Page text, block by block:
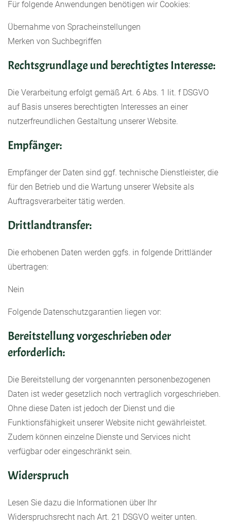
Für folgende Anwendungen benötigen wir Cookies:
Übernahme von Spracheinstellungen
Merken von Suchbegriffen
Rechtsgrundlage und berechtigtes Interesse:
Die Verarbeitung erfolgt gemäß Art. 6 Abs. 1 lit. f DSGVO
auf Basis unseres berechtigten Interesses an einer
nutzerfreundlichen Gestaltung unserer Website.
Empfänger:
Empfänger der Daten sind ggf. technische Dienstleister, die
für den Betrieb und die Wartung unserer Website als
Auftragsverarbeiter tätig werden.
Drittlandtransfer:
Die erhobenen Daten werden ggfs. in folgende Drittländer
übertragen:
Nein
Folgende Datenschutzgarantien liegen vor:
Bereitstellung vorgeschrieben oder
erforderlich:
Die Bereitstellung der vorgenannten personenbezogenen
Daten ist weder gesetzlich noch vertraglich vorgeschrieben.
Ohne diese Daten ist jedoch der Dienst und die
Funktionsfähigkeit unserer Website nicht gewährleistet.
Zudem können einzelne Dienste und Services nicht
verfügbar oder eingeschränkt sein.
Widerspruch
Lesen Sie dazu die Informationen über Ihr
Widerspruchsrecht nach Art. 21 DSGVO weiter unten.